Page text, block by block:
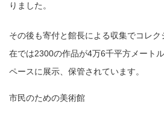
りました。
その後も寄付と館長による収集でコレ
在では2300の作品が4万6千平方メート
ペースに展示、保管されています。
市民のための美術館